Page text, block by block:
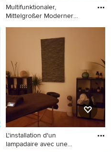
Multifunktionaler,
Mittelgroßer Moderner
Multifunktionaler,
Mittelgroßer Moderner
Fitnessraum mit Vinylboden
und braunem Boden in
Bremen
L'installation d'un
lampadaire avec une